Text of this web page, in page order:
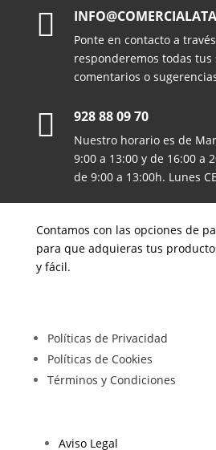

Ponte en contacto a
responderemos todas tus
comentarios o
 928 88 09 70
Nuestro horario es de
9:00 a 13:00 y de 16:00 a
de 9:00 a 13:00h. Lunes
Contamos con las opciones de
para que adquieras tus
y fácil.
Políticas de Privacidad
Políticas de Cookies
Términos y Condiciones
Aviso Legal